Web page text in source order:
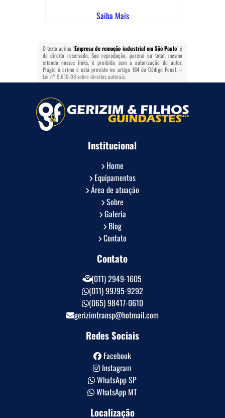
Saiba Mais
O texto acima "Empresa de remoção industrial em São Paulo" é
de direito reservado. Sua reprodução, parcial ou total, mesmo
citando nossos links, é proibida sem a autorização do autor.
Plágio é crime e está previsto no artigo 184 do Código Penal. –
Lei n° 9.610-98 sobre direitos autorais.
Institucional
Home
Equipamentos
Área de atuação
Sobre
Galeria
Blog
Contato
Contato
(011) 2949-1605
(011) 99795-9292
(065) 98417-0610
gerizimtransp@hotmail.com
Redes Sociais
Facebook
Instagram
WhatsApp SP
WhatsApp MT
Localização